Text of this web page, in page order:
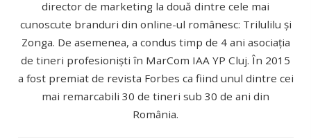
director de marketing la două dintre cele mai
cunoscute branduri din online-ul românesc: Trilulilu și
Zonga. De asemenea, a condus timp de 4 ani asociația
de tineri profesioniști în MarCom IAA YP Cluj. În 2015
a fost premiat de revista Forbes ca fiind unul dintre cei
mai remarcabili 30 de tineri sub 30 de ani din
România.